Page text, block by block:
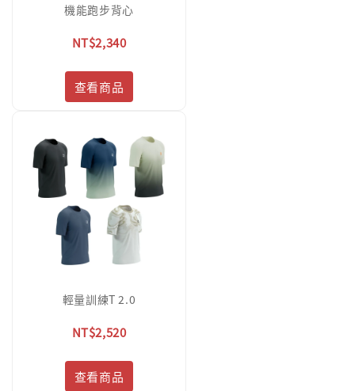
機能跑步背心
NT$2,340
查看商品
輕量訓練T 2.0
NT$2,520
查看商品